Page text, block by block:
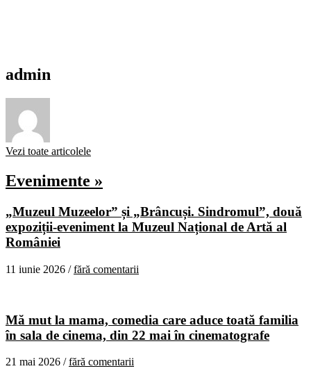
admin
Vezi toate articolele
Evenimente »
„Muzeul Muzeelor” și „Brâncuși. Sindromul”, două
expoziții-eveniment la Muzeul Național de Artă al
României
11 iunie 2026 /fără comentarii
Mă mut la mama, comedia care aduce toată familia
în sala de cinema, din 22 mai în cinematografe
21 mai 2026 /fără comentarii